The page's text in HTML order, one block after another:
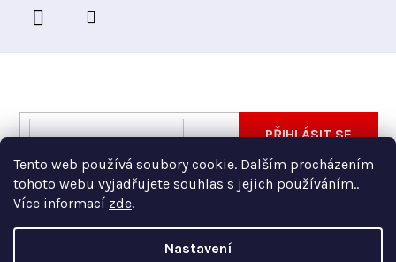
Tento web používá soubory cookie. Dalším procházením
tohoto webu vyjadřujete souhlas s jejich používáním..
Více informací zde.
Nastavení
Vložte svůj e-mail a my vám budeme zasílat informace
Vložením e-mailu souhlasíte spodmínkami ochrany
osobních údajů
PŘIHLÁSIT SE